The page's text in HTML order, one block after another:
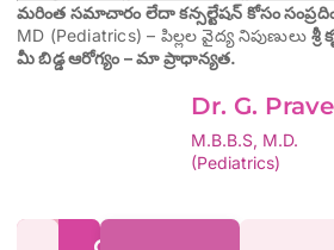
మరింత సమాచారం లేదా కన్సల్టేషన్ కోసం
MD (Pediatrics) – పిల్లల వైద్య నిపుణులు శ్రీ
మీ బిడ్డ ఆరోగ్యం – మా ప్రాధాన్యత.
Dr. G.
M.B.B.S, M.D.
(Pediatrics)